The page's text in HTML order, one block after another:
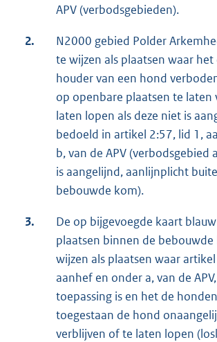
APV (verbodsgebieden).
2.
N2000 gebied Polder
te wijzen als plaatsen waar
houder van een hond
op openbare plaatsen te laten
laten lopen als deze niet is
bedoeld in artikel 2:57, lid 1,
b, van de APV (verbodsgebied
is aangelijnd, aanlijnplicht
bebouwde kom).
3.
De op bijgevoegde kaart
plaatsen binnen de bebouwde
wijzen als plaatsen waar
aanhef en onder a, van de
toepassing is en het de
toegestaan de hond
verblijven of te laten lopen